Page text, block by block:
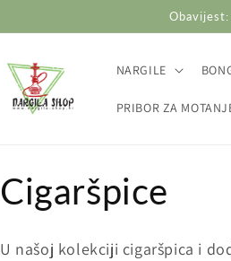
Obavijest:
NARGILE
PRIBOR ZA
K
o
Cigaršpice
U našoj kolekciji cigaršpica i